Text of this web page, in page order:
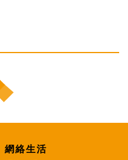
網絡生活